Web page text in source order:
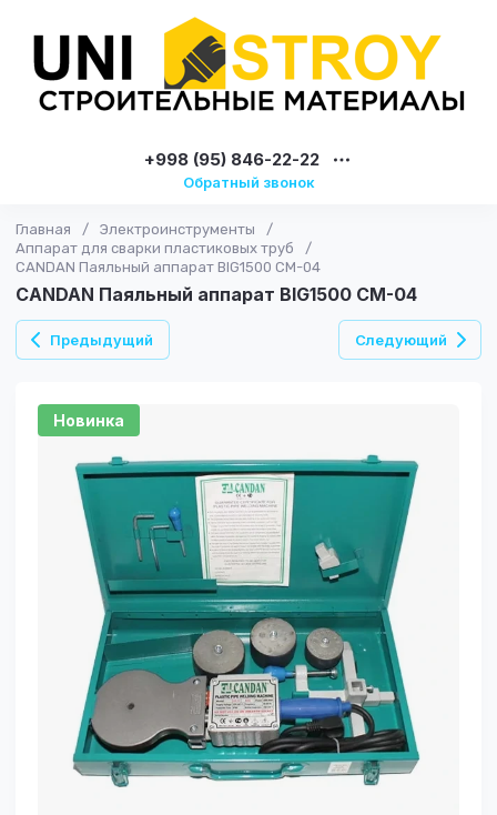
+998 (95) 846-22-22
Обратный звонок
Главная / Электроинструменты
/
Аппарат для сварки пластиковых труб
/
CANDAN Паяльный аппарат BIG1500 CM-04
CANDAN Паяльный аппарат BIG1500 CM-04
Предыдущий Следующий
Новинка